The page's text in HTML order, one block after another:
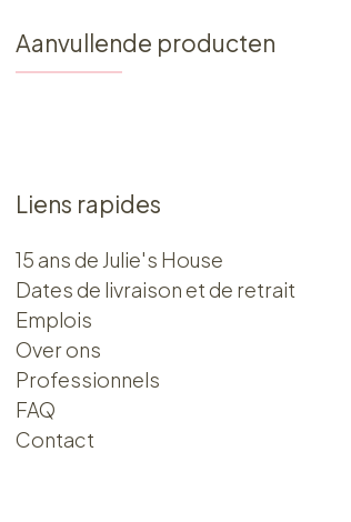
Aanvullende producten
Liens rapides
15 ans de Julie's House
Dates de livraison et de retrait
Emplois
Over ons​​
Professionnels
FAQ
Contact